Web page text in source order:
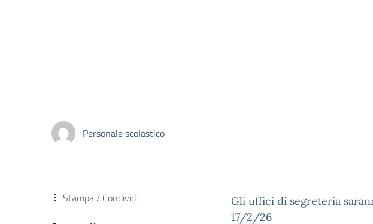
Personale scolastico
Gli uffici di segreteria
17/2/26
Stampa / Condividi